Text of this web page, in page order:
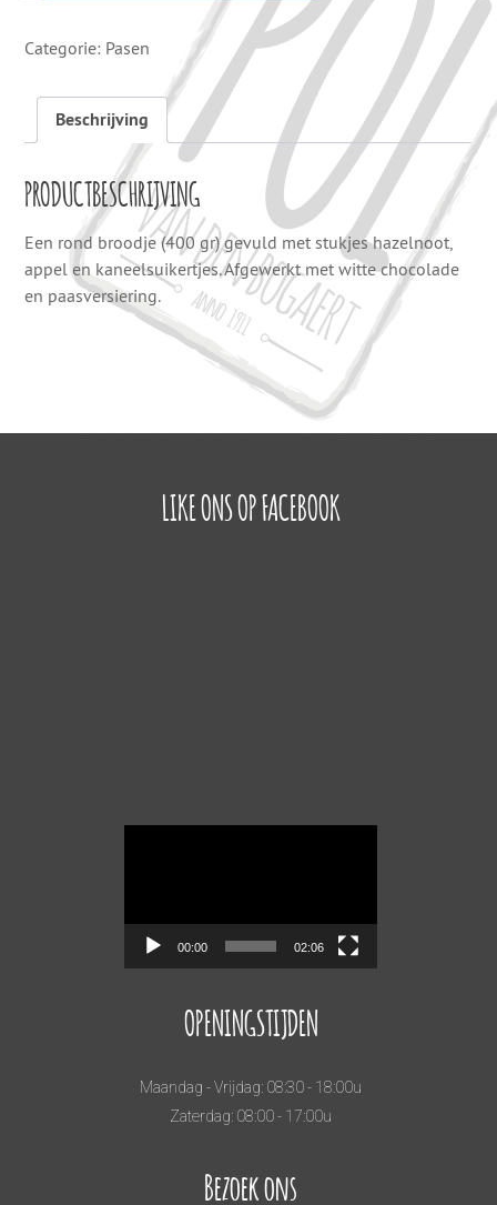
Categorie: Pasen
Beschrijving
PRODUCTBESCHRIJVING
Een rond broodje (400 gr) gevuld met stukjes hazelnoot,
appel en kaneelsuikertjes. Afgewerkt met witte chocolade
en paasversiering.
LIKE ONS OP FACEBOOK
00:00 02:06
OPENINGSTIJDEN
Maandag - Vrijdag: 08:30 - 18:00u
Zaterdag: 08:00 - 17:00u
Bezoek ons